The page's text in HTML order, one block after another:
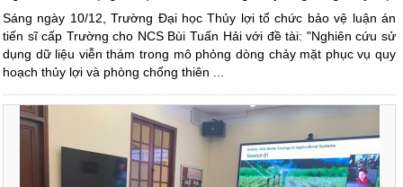
Sáng ngày 10/12, Trường Đại học Thủy lợi tổ chức bảo vệ luận án
tiến sĩ cấp Trường cho NCS Bùi Tuấn Hải với đề tài: "Nghiên cứu sử
dụng dữ liệu viễn thám trong mô phỏng dòng chảy mặt phục vụ quy
hoạch thủy lợi và phòng chống thiên ...